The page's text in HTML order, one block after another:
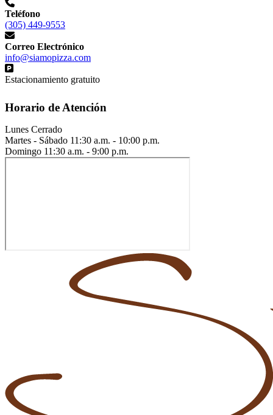
Teléfono
(305) 449-9553
Correo Electrónico
info@siamopizza.com
Estacionamiento gratuito
Horario de Atención
Lunes Cerrado
Martes - Sábado 11:30 a.m. - 10:00 p.m.
Domingo 11:30 a.m. - 9:00 p.m.